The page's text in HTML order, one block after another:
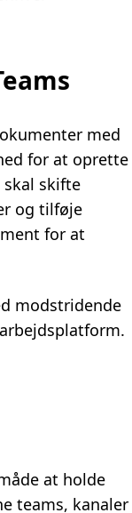
med
for at oprette
skal skifte
og tilføje
for at
modstridende
at holde
teams, kanaler